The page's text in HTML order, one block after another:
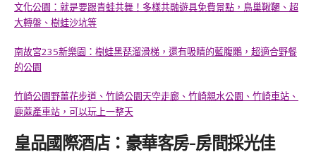
文化公園：就是要跟青蛙共舞！多樣共融遊具免費景點，鳥巢鞦韆、超
大轉盤、樹蛙沙坑等
南故宮235新樂園：樹蛙黑琵溜滑梯，還有吸睛的藍腹鷴，超適合野餐
的公園
竹崎公園野薑花步道、竹崎公園天空走廊、竹崎親水公園、竹崎車站、
鹿蔴產車站，可以玩上一整天
皇品國際酒店：豪華客房-房間採光佳